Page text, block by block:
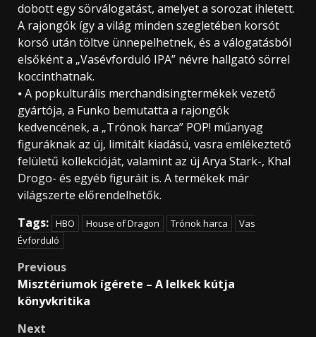
dobott egy sörválogatást, amelyet a sorozat ihletett.
A rajongók így a világ minden szegletében korsót
korsó után töltve ünnepelhetnek, és a válogatásból
elsőként a „Vasévforduló IPA” névre hallgató sörrel
koccinthatnak.
⦁ A popkulturális merchandisingtermékek vezető
gyártója, a Funko bemutatta a rajongók
kedvencének, a „Trónok harca” POP! műanyag
figuráknak az új, limitált kiadású, vasra emlékeztető
felületű kollekcióját, valamint az új Arya Stark-, Khal
Drogo- és egyéb figuráit is. A termékek már
világszerte előrendelhetők.
Tags: HBO House of Dragon Trónok harca
Vas
Évforduló
Post
navigation
Previous
Misztériumok ígérete – A lelkek kútja
könyvkritika
Next